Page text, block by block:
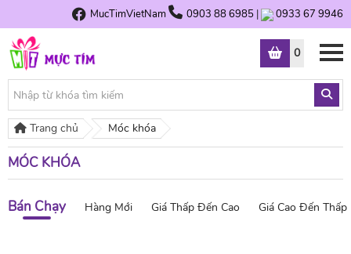
MucTimVietNam 0903 88 6985 | 0933 67 9946
0
Trang chủ Móc khóa
MÓC KHÓA
Bán Chạy Hàng Mới Giá Thấp Đến Cao Giá Cao Đến Thấp